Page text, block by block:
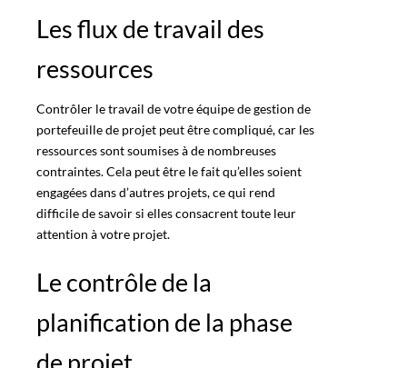
Les flux de travail des
ressources
Contrôler le travail de votre équipe de gestion de
portefeuille de projet peut être compliqué, car les
ressources sont soumises à de nombreuses
contraintes. Cela peut être le fait qu’elles soient
engagées dans d’autres projets, ce qui rend
difficile de savoir si elles consacrent toute leur
attention à votre projet.
Le contrôle de la
planification de la phase